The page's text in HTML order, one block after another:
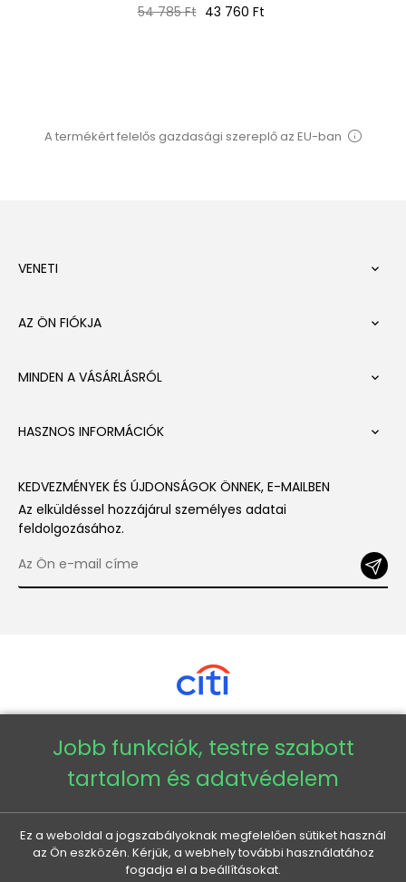
Normál
54 785 Ft Ár
43 760 Ft
A termékért felelős gazdasági szereplő az EU-ban
VENETI 
AZ ÖN FIÓKJA 
MINDEN A VÁSÁRLÁSRÓL 
HASZNOS INFORMÁCIÓK 
KEDVEZMÉNYEK ÉS ÚJDONSÁGOK ÖNNEK, E-MAILBEN
Az elküldéssel hozzájárul személyes adatai
feldolgozásához.
Copyright © 2026 - Veneti™
Veneti CZ
Jobb funkciók, testre szabott
tartalom és adatvédelem
Ez a weboldal a jogszabályoknak megfelelően sütiket használ
az Ön eszközén. Kérjük, a webhely további használatához
fogadja el a beállításokat.